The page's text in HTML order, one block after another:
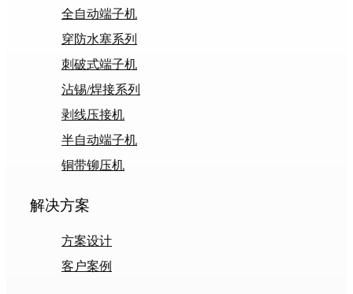
全自动端子机
穿防水塞系列
刺破式端子机
沾锡/焊接系列
剥线压接机
半自动端子机
铜带铆压机
解决方案
方案设计
客户案例